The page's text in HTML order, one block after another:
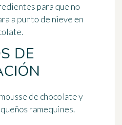
para que no
a punto de nieve en
DE
de chocolate y
ramequines.